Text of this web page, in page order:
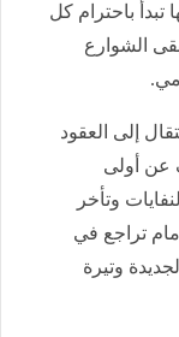
باحترام كل
الشوارع
إلى العقود
عن أولى
وتأخر
تراجع في
وتيرة